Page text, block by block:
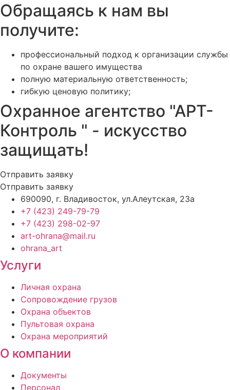
Обращаясь к нам вы
получите:
профессиональный подход к организации службы
по охране вашего имущества
полную материальную ответственность;
гибкую ценовую политику;
Охранное агентство "АРТ-
Контроль " - искусство
защищать!
Отправить заявку
Отправить заявку
690090, г. Владивосток, ул.Алеутская, 23а
+7 (423) 249-79-79
+7 (423) 298-02-97
art-ohrana@mail.ru
ohrana_art
Услуги
Личная охрана
Сопровождение грузов
Охрана объектов
Пультовая охрана
Охрана мероприятий
О компании
Документы
Персонал